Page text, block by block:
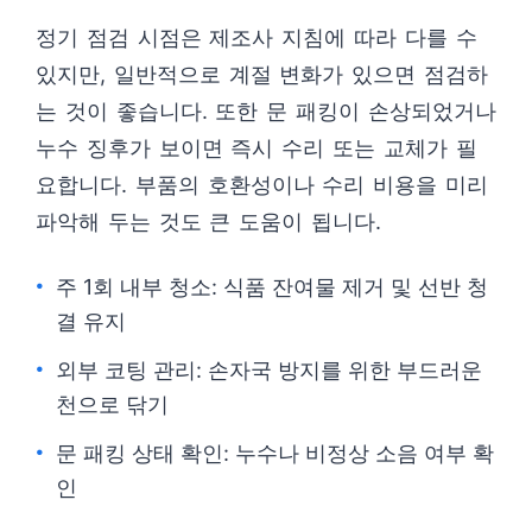
정기 점검 시점은 제조사 지침에 따라 다를 수
있지만, 일반적으로 계절 변화가 있으면 점검하
는 것이 좋습니다. 또한 문 패킹이 손상되었거나
누수 징후가 보이면 즉시 수리 또는 교체가 필
요합니다. 부품의 호환성이나 수리 비용을 미리
파악해 두는 것도 큰 도움이 됩니다.
주 1회 내부 청소: 식품 잔여물 제거 및 선반 청
결 유지
외부 코팅 관리: 손자국 방지를 위한 부드러운
천으로 닦기
문 패킹 상태 확인: 누수나 비정상 소음 여부 확
인